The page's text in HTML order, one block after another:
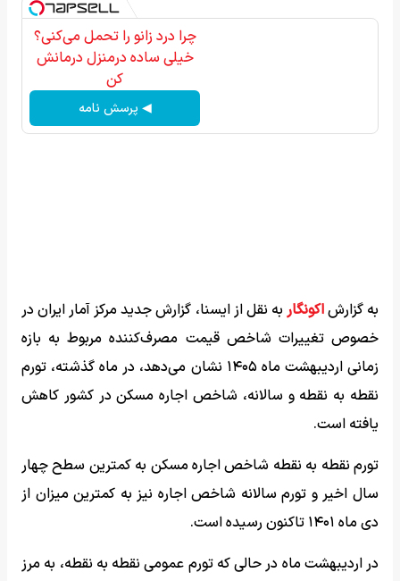
چرا درد زانو را تحمل می‌کنی؟
خیلی ساده درمنزل درمانش
کن
◀ پرسش نامه
به گزارشاکونگار به نقل از ایسنا، گزارش جدید مرکز آمار ایران در
خصوص تغییرات شاخص قیمت مصرف‌کننده مربوط به بازه
زمانی اردیبهشت ماه ۱۴۰۵ نشان می‌دهد، در ماه گذشته، تورم
نقطه به نقطه و سالانه، شاخص اجاره‌ مسکن در کشور کاهش
یافته است.
تورم نقطه به نقطه شاخص اجاره مسکن به کمترین سطح چهار
سال اخیر و تورم سالانه شاخص اجاره نیز به کمترین میزان از
دی ماه ۱۴۰۱ تاکنون رسیده است.
در اردیبهشت ماه در حالی که تورم عمومی نقطه به نقطه، به مرز